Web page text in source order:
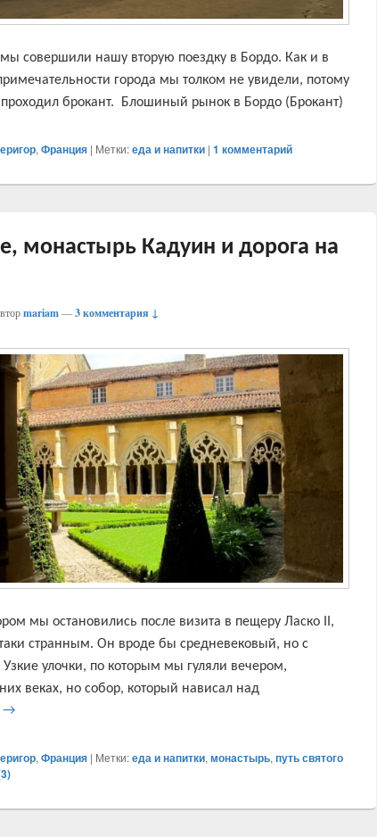
совершили нашу вторую поездку в Бордо. Как и в
города мы толком не увидели, потому
проходил брокант. Блошиный рынок в Бордо (Брокант)
, Франция | Метки:еда и напитки | 1 комментарий
монастырь Кадуин и дорога на
mariam—3 комментария ↓
мы остановились после визита в пещеру Ласко II,
странным. Он вроде бы средневековый, но с
Узкие улочки, по которым мы гуляли вечером,
веках, но собор, который нависал над
Город Периге, монастырь Кадуин и дорога на Бордо
→
, Франция | Метки:еда и напитки, монастырь, путь святого
3)